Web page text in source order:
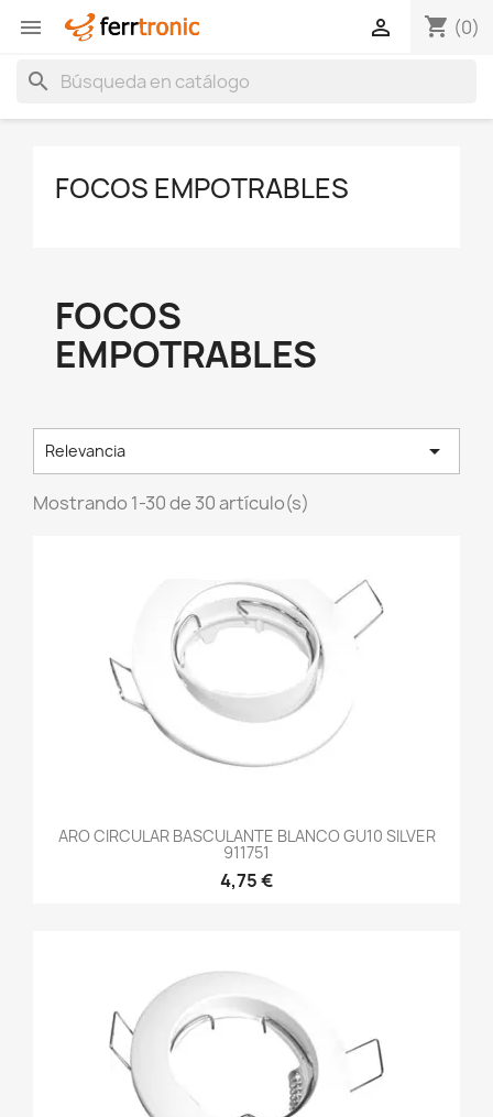
 shopping_cart (0)

search
FOCOS EMPOTRABLES
FOCOS
EMPOTRABLES
Relevancia 
Mostrando 1-30 de 30 artículo(s)
ARO CIRCULAR BASCULANTE BLANCO GU10 SILVER
911751
4,75 €